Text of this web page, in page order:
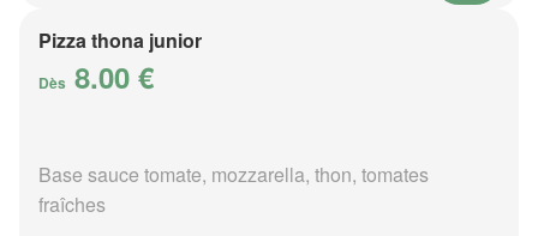
Pizza thona junior
Dès 8.00 €
Base sauce tomate, mozzarella, thon, tomates
fraîches